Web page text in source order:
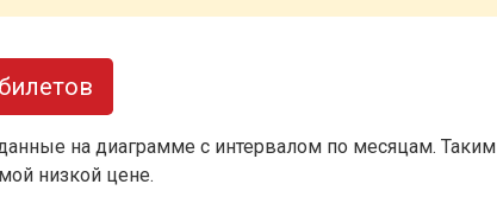
на диаграмме с интервалом по месяцам. Таким
низкой цене.